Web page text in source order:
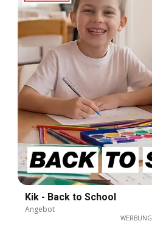
Kik - Back to School
Angebot
WERBUNG